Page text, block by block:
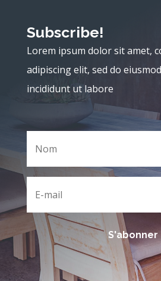
Subscribe!
Lorem ipsum dolor sit amet,
adipiscing elit, sed do
incididunt ut labore
S'abonner